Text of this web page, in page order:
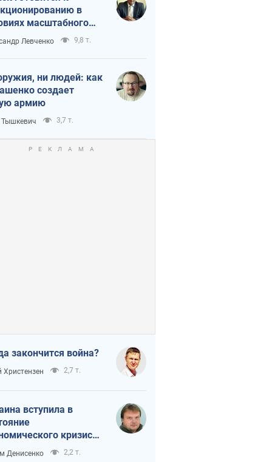
в
масштабного
кризиса
Левченко 9,8 т.
ни людей: как
создает
армию
Тышкевич 3,7 т.
закончится война?
Христензен 2,7 т.
вступила в
кризиса.
ли свет в конце
Денисенко 2,2 т.